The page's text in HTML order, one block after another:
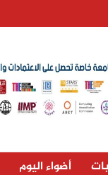
أضواء اليوم